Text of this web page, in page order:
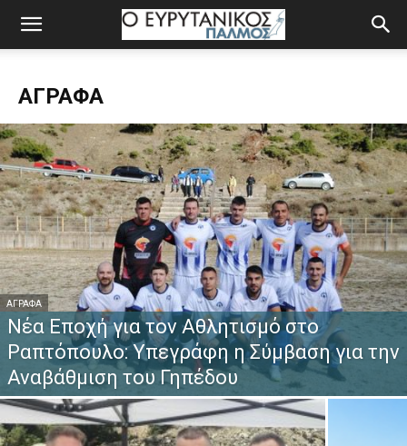
ΆΓΡΑΦΑ
ΆΓΡΑΦΑ
Νέα Εποχή για τον Αθλητισμό στο
Ραπτόπουλο: Υπεγράφη η Σύμβαση για την
Αναβάθμιση του Γηπέδου